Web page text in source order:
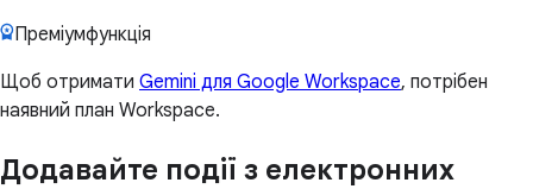
Преміумфункція
Щоб отримати Gemini для Google Workspace, потрібен
наявний план Workspace.
Додавайте події з електронних